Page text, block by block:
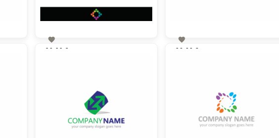

90,00 €

90,00 €